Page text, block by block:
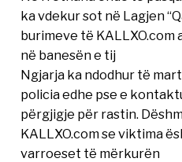
ka vdekur sot në Lagjen
burimeve të
në banesën e tij
Ngjarja ka ndodhur të
policia edhe pse e
përgjigje për rastin.
KALLXO.com se viktima
varroeset të mërkurën